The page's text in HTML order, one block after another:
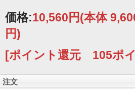
価格:10,560円(本体
円)
[ポイント還元 105ポ
注文